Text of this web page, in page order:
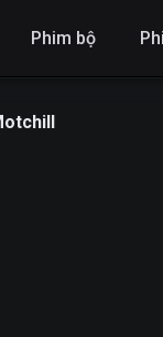
Phim bộ